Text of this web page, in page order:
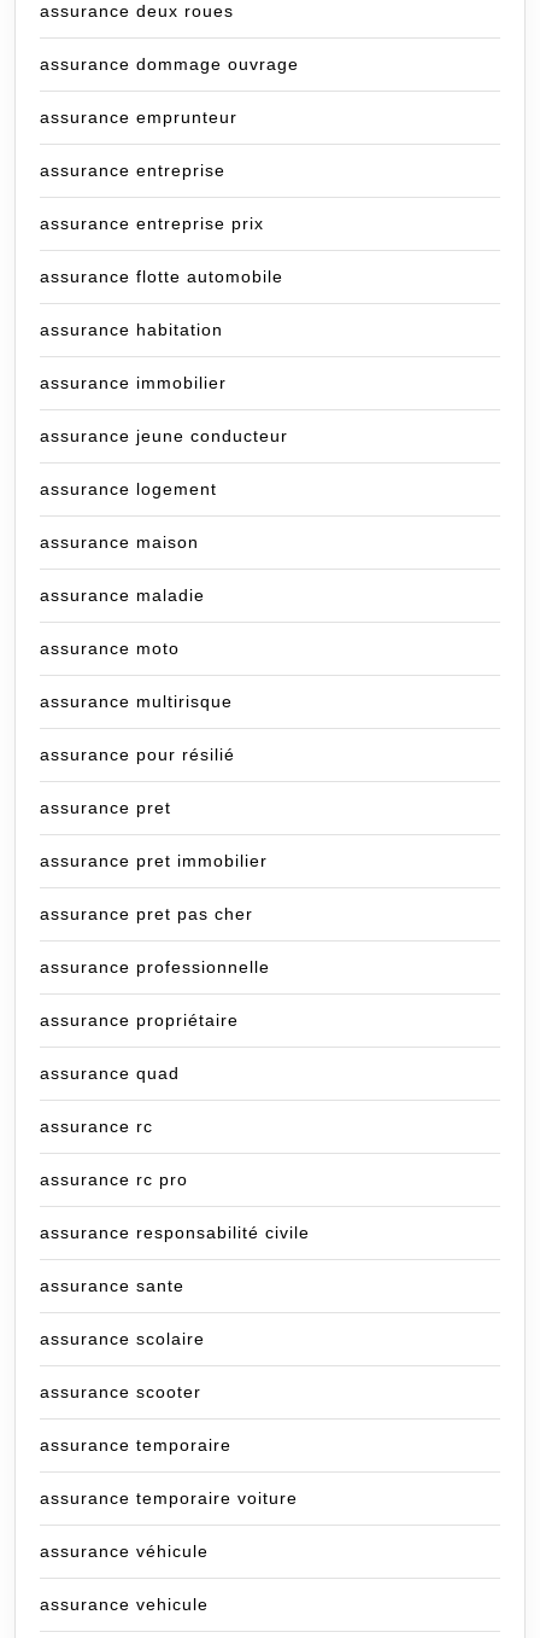
assurance deux roues
assurance dommage ouvrage
assurance emprunteur
assurance entreprise
assurance entreprise prix
assurance flotte automobile
assurance habitation
assurance immobilier
assurance jeune conducteur
assurance logement
assurance maison
assurance maladie
assurance moto
assurance multirisque
assurance pour résilié
assurance pret
assurance pret immobilier
assurance pret pas cher
assurance professionnelle
assurance propriétaire
assurance quad
assurance rc
assurance rc pro
assurance responsabilité civile
assurance sante
assurance scolaire
assurance scooter
assurance temporaire
assurance temporaire voiture
assurance véhicule
assurance vehicule